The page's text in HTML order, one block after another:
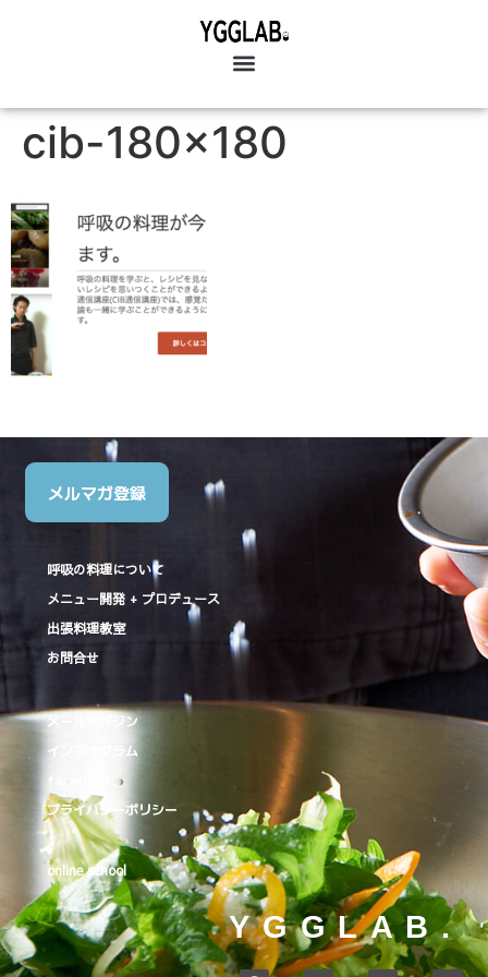
cib-180×180
メルマガ登録
呼吸の料理について
メニュー開発 + プロデュース
出張料理教室
お問合せ
メールマガジン
インスタグラム
facebook
プライバシーポリシー
online school
YGGLAB.